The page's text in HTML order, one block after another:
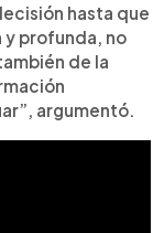
hasta que
profunda, no
de la
argumentó.